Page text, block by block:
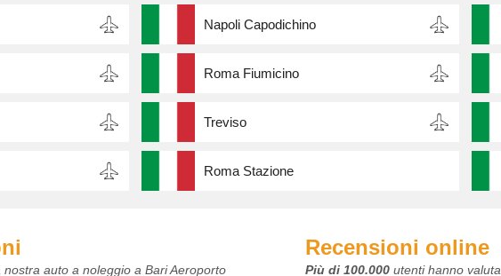
Napoli Capodichino
Roma Fiumicino
Treviso
Roma Stazione
auto a noleggio a Bari Aeroporto
Recensioni online
Più di 100.000 utenti hanno